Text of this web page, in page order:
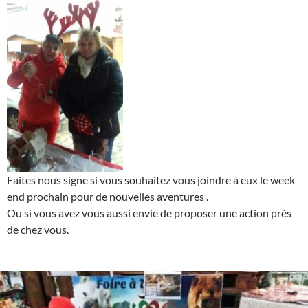
Faites nous signe si vous souhaitez vous joindre à eux le week
end prochain pour de nouvelles aventures .
Ou si vous avez vous aussi envie de proposer une action près
de chez vous.